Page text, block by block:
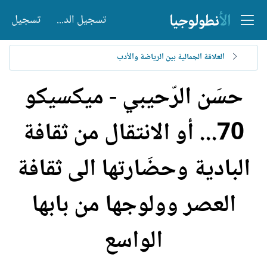
تسجيل الدخول تسجيل
العلاقة الجمالية بين الرياضة والأدب
حسَن الرّحيبي - ميكسيكو
70... أو الانتقال من ثقافة
البادية وحضَارتها الى ثقافة
العصر وولوجها من بابها
الواسع